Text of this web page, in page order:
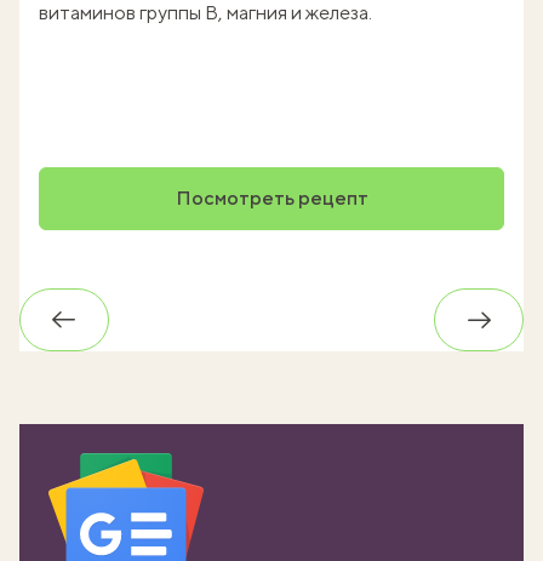
витаминов группы В, магния и железа.
Посмотреть рецепт
Обратно